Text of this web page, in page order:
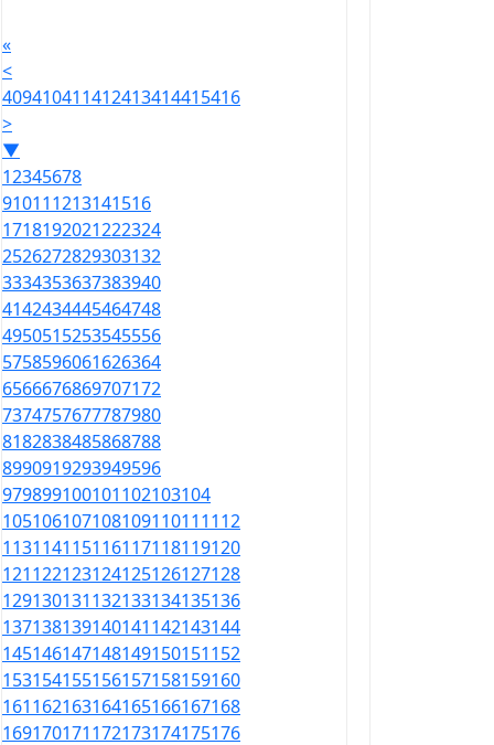
«
<
409410411412413414415416
>
▼
12345678
910111213141516
1718192021222324
2526272829303132
3334353637383940
4142434445464748
4950515253545556
5758596061626364
6566676869707172
7374757677787980
8182838485868788
8990919293949596
979899100101102103104
105106107108109110111112
113114115116117118119120
121122123124125126127128
129130131132133134135136
137138139140141142143144
145146147148149150151152
153154155156157158159160
161162163164165166167168
169170171172173174175176